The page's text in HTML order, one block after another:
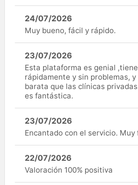
24/07/2026
Muy bueno, fácil y rápido.
23/07/2026
Esta plataforma es genial
rápidamente y sin problemas, y
barata que las clínicas
es fantástica.
23/07/2026
Encantado con el servicio.
22/07/2026
Valoración 100% positiva